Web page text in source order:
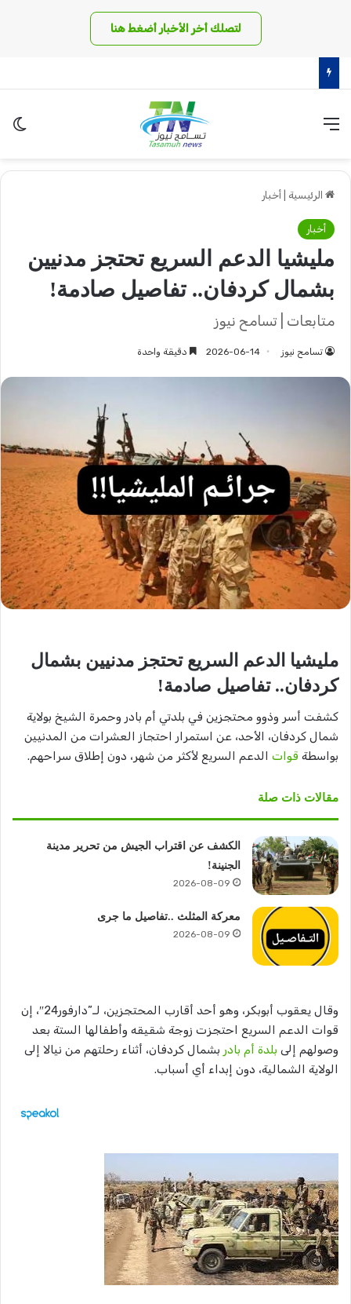
لتصلك أخر الأخبار أضغط هنا
القائمة
الرئيسية أخبار
أخبار
مليشيا الدعم السريع تحتجز مدنيين
بشمال كردفان.. تفاصيل صادمة!
متابعات | تسامح نيوز
تسامح نيوز 2026-06-14 دقيقة واحدة
مليشيا الدعم السريع تحتجز مدنيين بشمال
كردفان.. تفاصيل صادمة!
كشفت أسر وذوو محتجزين في بلدتي أم بادر وحمرة الشيخ بولاية
شمال كردفان، الأحد، عن استمرار احتجاز العشرات من المدنيين
بواسطة قوات الدعم السريع لأكثر من شهر، دون إطلاق سراحهم.
مقالات ذات صلة
الكشف عن اقتراب الجيش من تحرير مدينة
الجنينة!
2026-08-09
معركة المثلث ..تفاصيل ما جرى
2026-08-09
وقال يعقوب أبوبكر، وهو أحد أقارب المحتجزين، لـ”دارفور24″، إن
قوات الدعم السريع احتجزت زوجة شقيقه وأطفالها الستة بعد
وصولهم إلى بلدة أم بادر بشمال كردفان، أثناء رحلتهم من نيالا إلى
الولاية الشمالية، دون إبداء أي أسباب.